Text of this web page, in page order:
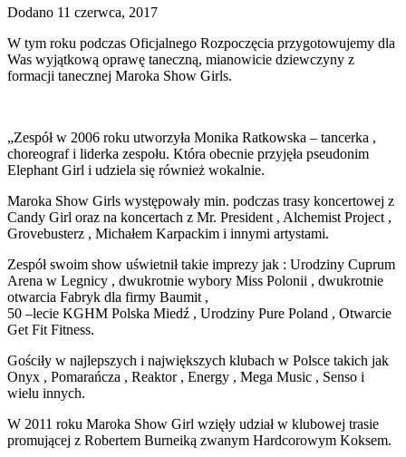
Dodano 11 czerwca, 2017
W tym roku podczas Oficjalnego Rozpoczęcia przygotowujemy dla
Was wyjątkową oprawę taneczną, mianowicie dziewczyny z
formacji tanecznej Maroka Show Girls.
„Zespół w 2006 roku utworzyła Monika Ratkowska – tancerka ,
choreograf i liderka zespołu. Która obecnie przyjęła pseudonim
Elephant Girl i udziela się również wokalnie.
Maroka Show Girls występowały min. podczas trasy koncertowej z
Candy Girl oraz na koncertach z Mr. President , Alchemist Project ,
Grovebusterz , Michałem Karpackim i innymi artystami.
Zespół swoim show uświetnił takie imprezy jak : Urodziny Cuprum
Arena w Legnicy , dwukrotnie wybory Miss Polonii , dwukrotnie
otwarcia Fabryk dla firmy Baumit ,
50 –lecie KGHM Polska Miedź , Urodziny Pure Poland , Otwarcie
Get Fit Fitness.
Gościły w najlepszych i największych klubach w Polsce takich jak
Onyx , Pomarańcza , Reaktor , Energy , Mega Music , Senso i
wielu innych.
W 2011 roku Maroka Show Girl wzięły udział w klubowej trasie
promującej z Robertem Burneiką zwanym Hardcorowym Koksem.